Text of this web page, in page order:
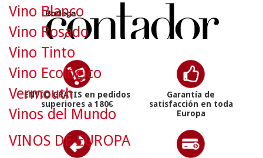
ENVÍO GRATIS en pedidos
superiores a 180€
Garantía de
satisfacción en toda
Europa
Vino Blanco
Vino Rosado
Vino Tinto
Vino Ecológico
Vermouth
Vinos del Mundo
VINOS DE EUROPA